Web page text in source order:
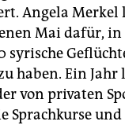
Angela Merkel
Mai dafür,
syrische
haben. Ein Jahr
von privaten
Sprachkurse